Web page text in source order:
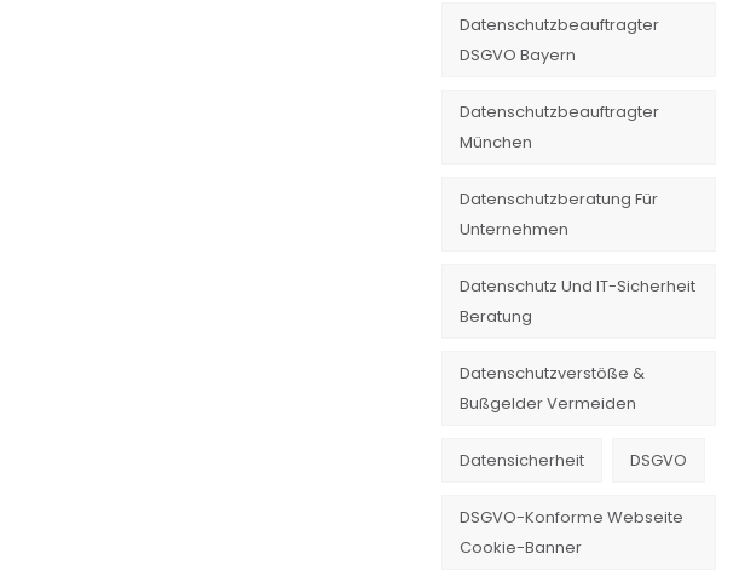
Datenschutzbeauftragter
DSGVO Bayern
Datenschutzbeauftragter
München
Datenschutzberatung Für
Unternehmen
Datenschutz Und IT-Sicherheit
Beratung
Datenschutzverstöße &
Bußgelder Vermeiden
Datensicherheit DSGVO
DSGVO-Konforme Webseite
Cookie-Banner